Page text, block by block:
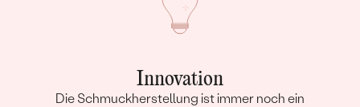
Innovation
Die Schmuckherstellung ist immer noch ein